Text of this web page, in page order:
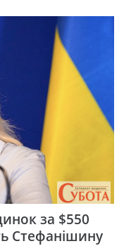
за $550
Стефанішину